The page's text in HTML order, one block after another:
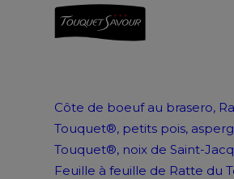
Côte de boeuf au brasero,
Touquet®, petits pois,
Touquet®, noix de Saint-
Feuille à feuille de Ratte du